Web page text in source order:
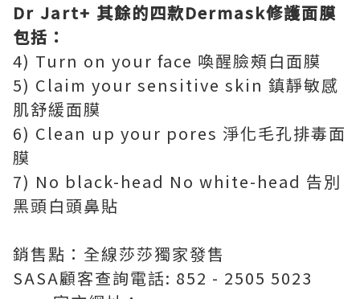
Dr Jart+ 其餘的四款Dermask修護面膜
包括：
4) Turn on your face 喚醒臉頰白面膜
5) Claim your sensitive skin 鎮靜敏感
肌舒緩面膜
6) Clean up your pores 淨化毛孔排毒面
膜
7) No black-head No white-head 告別
黑頭白頭鼻貼
銷售點：全線莎莎獨家發售
SASA顧客查詢電話: 852 - 2505 5023